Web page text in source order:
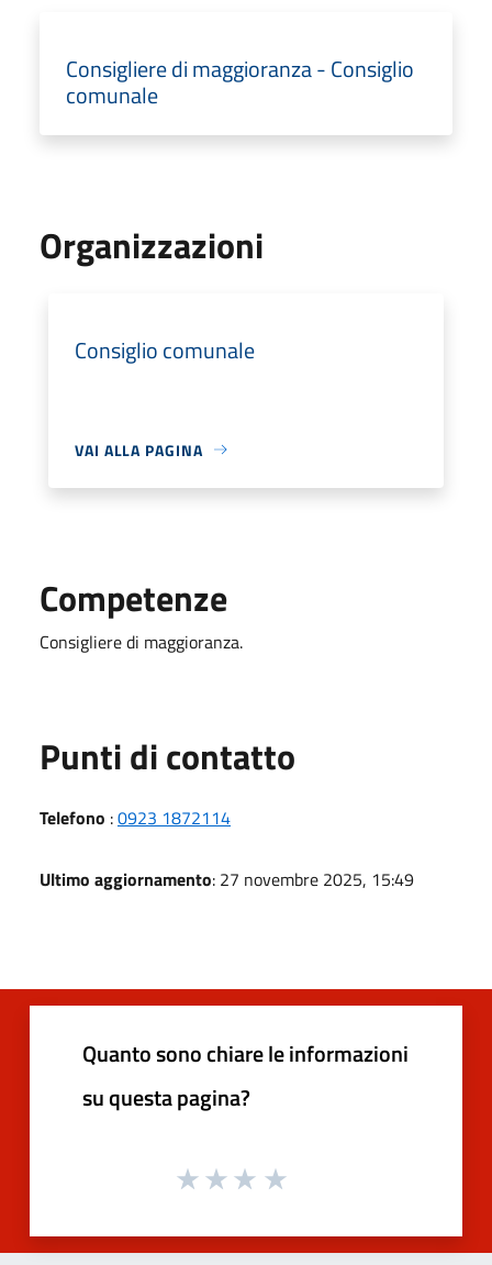
Consigliere di maggioranza - Consiglio
comunale
Organizzazioni
Consiglio comunale
VAI ALLA PAGINA
Competenze
Consigliere di maggioranza.
Punti di contatto
Telefono :0923 1872114
Ultimo aggiornamento: 27 novembre 2025, 15:49
Quanto sono chiare le informazioni
su questa pagina?